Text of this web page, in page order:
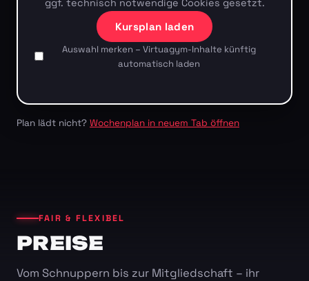
ggf. technisch notwendige Cookies gesetzt.
Kursplan laden
Auswahl merken – Virtuagym-Inhalte künftig
automatisch laden
Plan lädt nicht? Wochenplan in neuem Tab öffnen
FAIR & FLEXIBEL
PREISE
Vom Schnuppern bis zur Mitgliedschaft – ihr